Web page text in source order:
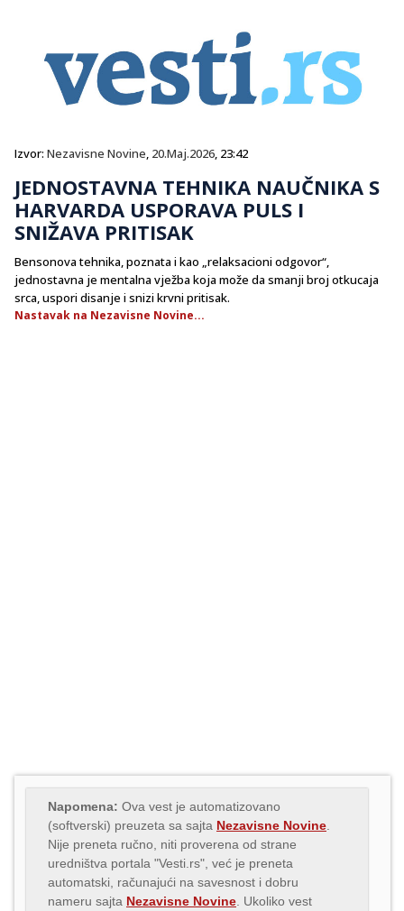
Izvor: Nezavisne Novine, 20.Maj.2026, 23:42
JEDNOSTAVNA TEHNIKA NAUČNIKA S
HARVARDA USPORAVA PULS I
SNIŽAVA PRITISAK
Bensonova tehnika, poznata i kao „relaksacioni odgovor“,
jednostavna je mentalna vježba koja može da smanji broj otkucaja
srca, uspori disanje i snizi krvni pritisak.
Nastavak na Nezavisne Novine...
Napomena: Ova vest je automatizovano
(softverski) preuzeta sa sajta Nezavisne Novine
Nije preneta ručno, niti proverena od strane
uredništva portala "Vesti.rs", već je preneta
automatski, računajući na savesnost i dobru
nameru sajta Nezavisne Novine . Ukoliko vest